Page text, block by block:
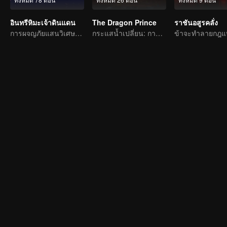
อินทรีหิมะเจ้าดินแดน
การผจญภัยแสนวิเศษและอุปสรรคของเด็กหนุ่มเริ่มต้นขึ้นอีกครั้ง
The Dragon Prince
กระแสน้ำเปลี่ยน: การผจญภัยของนักเขียนหนุ่ม
ราชันอสูรคลั่ง